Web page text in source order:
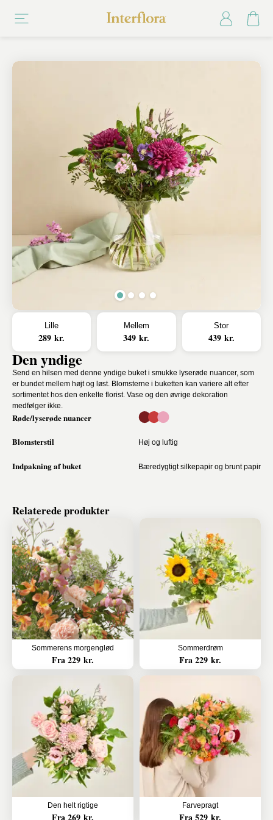
Lille
289 kr.
Mellem
349 kr.
Stor
439 kr.
Den yndige
Send en hilsen med denne yndige buket i smukke lyserøde nuancer, som
er bundet mellem højt og løst. Blomsterne i buketten kan variere alt efter
sortimentet hos den enkelte florist. Vase og den øvrige dekoration
medfølger ikke.
Røde/lyserøde nuancer
Blomsterstil Høj og luftig
Indpakning af buket Bæredygtigt silkepapir og brunt papir
Relaterede produkter
Sommerens morgenglød
Fra 229 kr.
Sommerdrøm
Fra 229 kr.
Den helt rigtige
Fra 269 kr.
Farvepragt
Fra 529 kr.